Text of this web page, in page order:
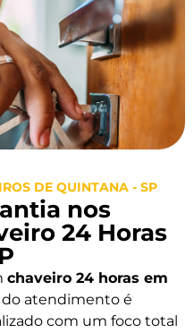
DE QUINTANA - SP
nos
24 Horas
chaveiro 24 horas em
do atendimento é
com um foco total